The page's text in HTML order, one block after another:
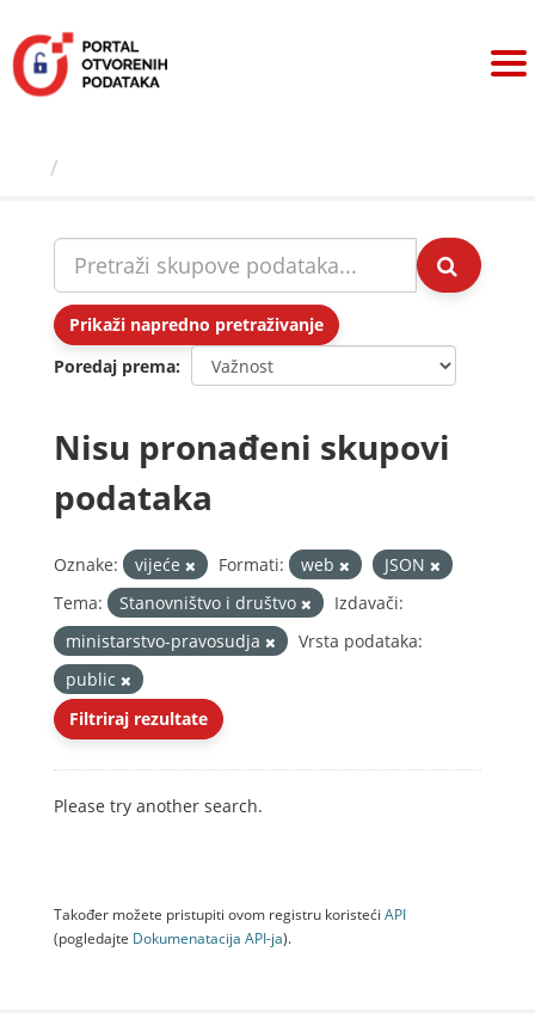
sadržaj
Prikaži napredno pretraživanje
Poredaj prema
Nisu pronađeni skupovi
podataka
Oznake: vijeće Formati: web
JSON
Tema:
Stanovništvo i društvo
Izdavači:
ministarstvo-pravosudja
Vrsta podataka:
public
Filtriraj rezultate
Please try another search.
Također možete pristupiti ovom registru koristeći API
(pogledajte Dokumenаtаcijа API-jа).